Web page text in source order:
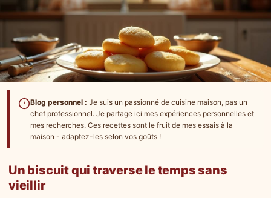
Blog personnel : Je suis un passionné de cuisine maison, pas un
chef professionnel. Je partage ici mes expériences personnelles et
mes recherches. Ces recettes sont le fruit de mes essais à la
maison - adaptez-les selon vos goûts !
Un biscuit qui traverse le temps sans
vieillir